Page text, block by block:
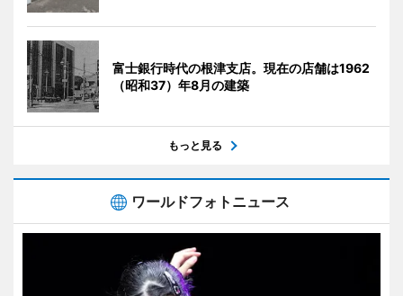
富士銀行時代の根津支店。現在の店舗は1962
（昭和37）年8月の建築
もっと見る
ワールドフォトニュース